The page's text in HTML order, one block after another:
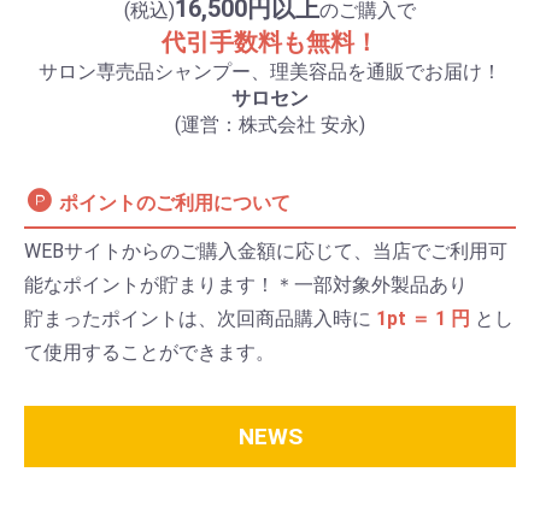
(税込)16,500円以上のご購入で
代引手数料も無料！
サロン専売品シャンプー、理美容品を通販でお届け！
サロセン
(運営：株式会社 安永)
ポイントのご利用について
WEBサイトからのご購入金額に応じて、当店でご利用可
能なポイントが貯まります！＊一部対象外製品あり
貯まったポイントは、次回商品購入時に 1pt ＝ 1 円 とし
て使用することができます。
NEWS